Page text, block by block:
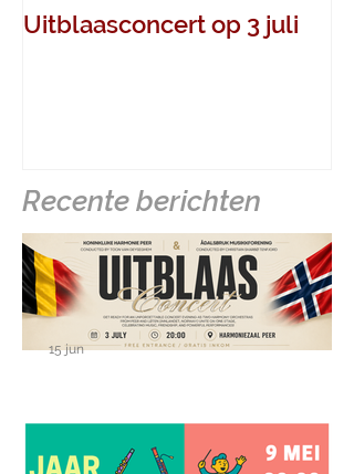
Uitblaasconcert op 3 juli
Recente berichten
15 jun